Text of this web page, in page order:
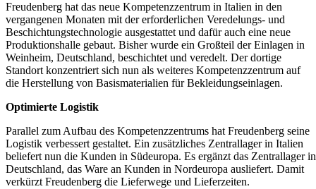
Freudenberg hat das neue Kompetenzzentrum in Italien in den
vergangenen Monaten mit der erforderlichen Veredelungs- und
Beschichtungstechnologie ausgestattet und dafür auch eine neue
Produktionshalle gebaut. Bisher wurde ein Großteil der Einlagen in
Weinheim, Deutschland, beschichtet und veredelt. Der dortige
Standort konzentriert sich nun als weiteres Kompetenzzentrum auf
die Herstellung von Basismaterialien für Bekleidungseinlagen.
Optimierte Logistik
Parallel zum Aufbau des Kompetenzzentrums hat Freudenberg seine
Logistik verbessert gestaltet. Ein zusätzliches Zentrallager in Italien
beliefert nun die Kunden in Südeuropa. Es ergänzt das Zentrallager in
Deutschland, das Ware an Kunden in Nordeuropa ausliefert. Damit
verkürzt Freudenberg die Lieferwege und Lieferzeiten.